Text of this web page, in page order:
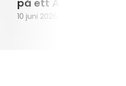
på ett
10 juni 2026